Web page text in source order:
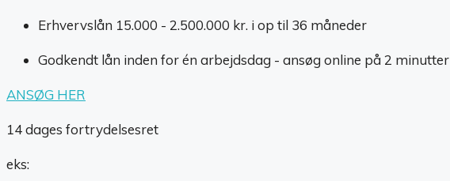
Erhvervslån 15.000 - 2.500.000 kr. i op til 36 måneder
Godkendt lån inden for én arbejdsdag - ansøg online på 2 minutter
ANSØG HER
14 dages fortrydelsesret
eks: